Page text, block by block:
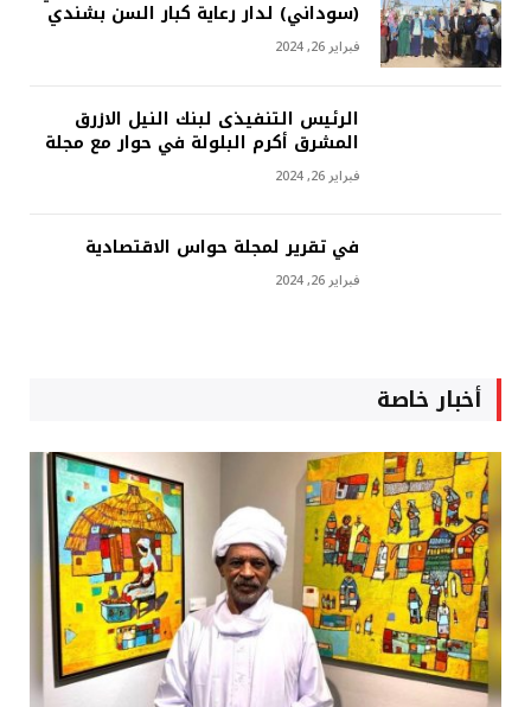
(سوداني) لدار رعاية كبار السن بشندي
فبراير 26, 2024
الرئيس التنفيذى لبنك النيل الازرق
المشرق أكرم البلولة في حوار مع مجلة
فبراير 26, 2024
في تقرير لمجلة حواس الاقتصادية
فبراير 26, 2024
أخبار خاصة